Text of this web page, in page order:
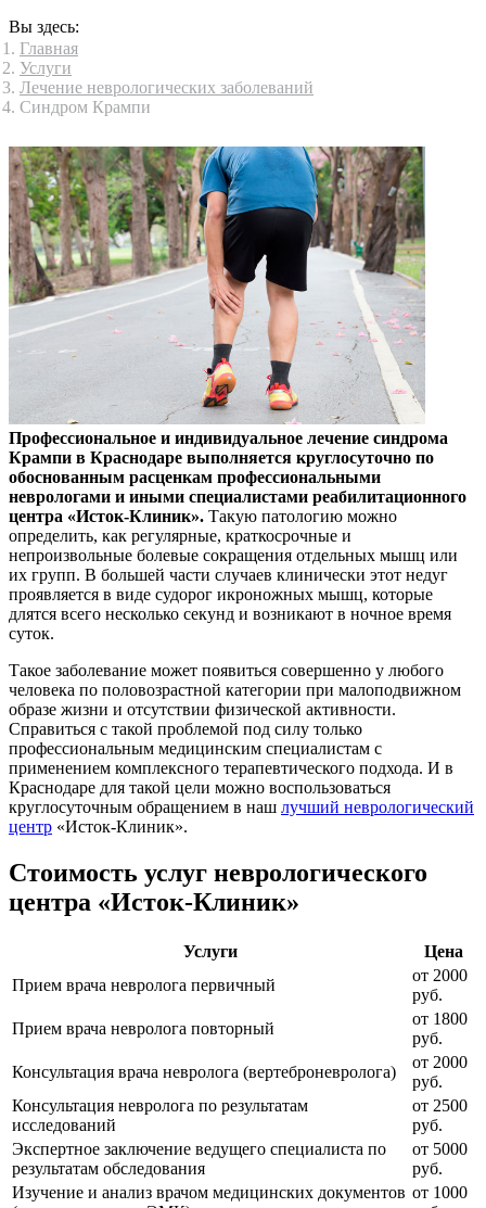
Вы здесь:
Главная
Услуги
Лечение неврологических заболеваний
Синдром Крампи
Профессиональное и индивидуальное лечение синдрома
Крампи в Краснодаре выполняется круглосуточно по
обоснованным расценкам профессиональными
неврологами и иными специалистами реабилитационного
центра «Исток-Клиник». Такую патологию можно
определить, как регулярные, краткосрочные и
непроизвольные болевые сокращения отдельных мышц или
их групп. В большей части случаев клинически этот недуг
проявляется в виде судорог икроножных мышц, которые
длятся всего несколько секунд и возникают в ночное время
суток.
Такое заболевание может появиться совершенно у любого
человека по половозрастной категории при малоподвижном
образе жизни и отсутствии физической активности.
Справиться с такой проблемой под силу только
профессиональным медицинским специалистам с
применением комплексного терапевтического подхода. И в
Краснодаре для такой цели можно воспользоваться
круглосуточным обращением в наш лучший неврологический
центр «Исток-Клиник».
Стоимость услуг неврологического
центра «Исток-Клиник»
Услуги
Цена
Прием врача невролога первичный
от 2000
руб.
Прием врача невролога повторный
от 1800
руб.
Консультация врача невролога (вертеброневролога)
от 2000
руб.
Консультация невролога по результатам
исследований
от 2500
руб.
Экспертное заключение ведущего специалиста по
результатам обследования
от 5000
руб.
Изучение и анализ врачом медицинских документов от 1000